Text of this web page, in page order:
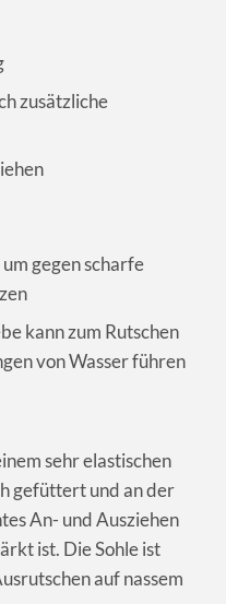
zusätzliche
gegen scharfe
kann zum Rutschen
von Wasser führen
sehr elastischen
gefüttert und an der
An- und Ausziehen
ist. Die Sohle ist
auf nassem